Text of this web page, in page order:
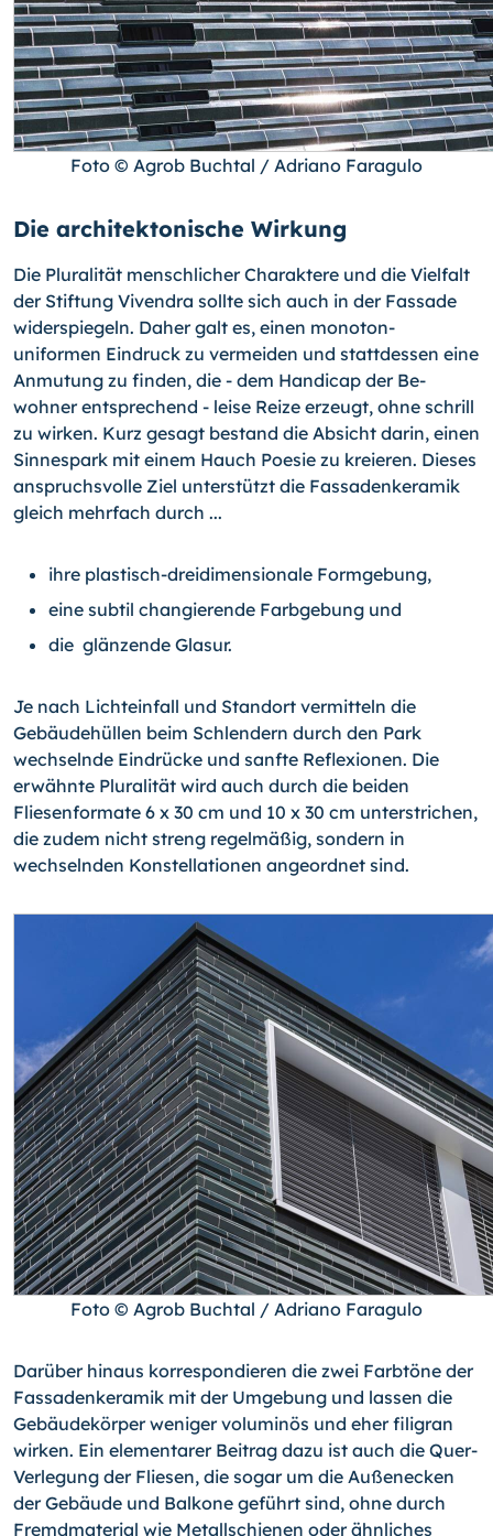
Foto © Agrob Buchtal / Adriano Faragulo
Die architektonische Wirkung
Die Pluralität menschlicher Charaktere und die Vielfalt
der Stiftung Vivendra sollte sich auch in der Fassade
widerspiegeln. Daher galt es, einen monoton-
uniformen Ein­druck zu vermeiden und stattdessen eine
Anmutung zu finden, die - dem Handicap der Be­
wohner entsprechend - leise Reize erzeugt, ohne schrill
zu wirken. Kurz gesagt be­stand die Absicht darin, einen
Sinnespark mit einem Hauch Poesie zu kreieren. Dieses
anspruchsvolle Ziel unterstützt die Fassadenkeramik
gleich mehrfach durch ...
ihre plastisch-dreidimensionale Formgebung,
eine subtil changierende Farbgebung und
die glänzende Glasur.
Je nach Lichteinfall und Standort vermitteln die
Gebäudehüllen beim Schlendern durch den Park
wechselnde Eindrücke und sanfte Reflexionen. Die
erwähnte Pluralität wird auch durch die beiden
Fliesenformate 6 x 30 cm und 10 x 30 cm unterstrichen,
die zudem nicht streng regelmäßig, sondern in
wechselnden Konstellationen angeordnet sind.
Foto © Agrob Buchtal / Adriano Faragulo
Darüber hinaus korrespondieren die zwei Farbtöne der
Fassadenkeramik mit der Um­gebung und lassen die
Gebäudekörper weniger voluminös und eher filigran
wirken. Ein elementarer Beitrag dazu ist auch die Quer-
Verlegung der Fliesen, die sogar um die Außenecken
der Gebäude und Balkone geführt sind, ohne durch
Fremdmaterial wie Metallschienen oder ähnliches